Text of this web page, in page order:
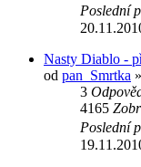
Poslední
Nasty Diablo -
od pan_Smrtka
3
4165
Poslední